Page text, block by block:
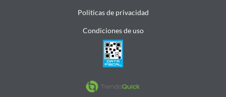
Politicas de privacidad
Condiciones de uso